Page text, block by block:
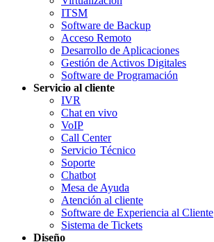
ITSM
Software de Backup
Acceso Remoto
Desarrollo de Aplicaciones
Gestión de Activos Digitales
Software de Programación
Servicio al cliente
IVR
Chat en vivo
VoIP
Call Center
Servicio Técnico
Soporte
Chatbot
Mesa de Ayuda
Atención al cliente
Software de Experiencia al Cliente
Sistema de Tickets
Diseño